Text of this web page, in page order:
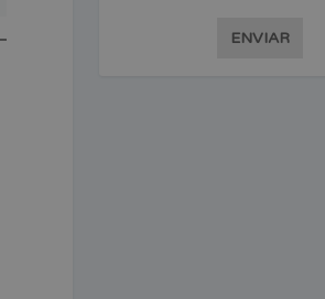
ENVIAR